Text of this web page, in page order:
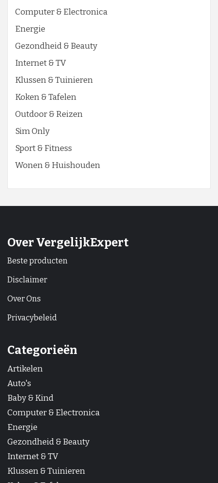
Computer & Electronica
Energie
Gezondheid & Beauty
Internet & TV
Klussen & Tuinieren
Koken & Tafelen
Outdoor & Reizen
Sim Only
Sport & Fitness
Wonen & Huishouden
Over VergelijkExpert
Beste producten
Disclaimer
Over Ons
Privacybeleid
Categorieën
Artikelen
Auto's
Baby & Kind
Computer & Electronica
Energie
Gezondheid & Beauty
Internet & TV
Klussen & Tuinieren